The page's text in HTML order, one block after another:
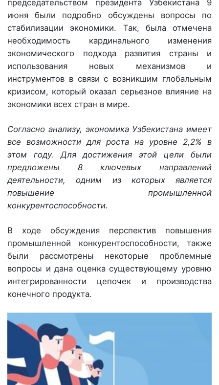
председательством президента Узбекистана 9
июня были подробно обсуждены вопросы по
стабилизации экономики. Так, была отмечена
необходимость кардинального изменения
экономического подхода развития страны и
использования новых механизмов и
инструментов в связи с возникшим глобальным
кризисом, который оказал серьезное влияние на
экономики всех стран в мире.
Согласно анализу, экономика Узбекистана имеет
все возможности для роста на уровне 2,2% в
этом году. Для достижения этой цели были
предложены 8 ключевых направлений
деятельности, одним из которых является
повышение промышленной
конкурентоспособности.
В ходе обсуждения перспектив повышения
промышленной конкурентоспособности, также
были рассмотрены некоторые проблемные
вопросы и дана оценка существующему уровню
интегрированности цепочек и производства
конечного продукта.